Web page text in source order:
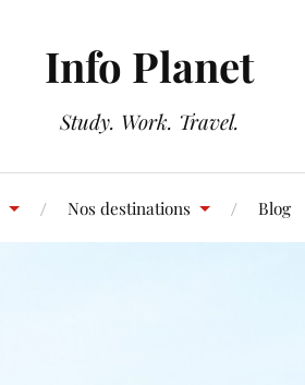
Info Planet
Study. Work. Travel.
Nos destinations Blog